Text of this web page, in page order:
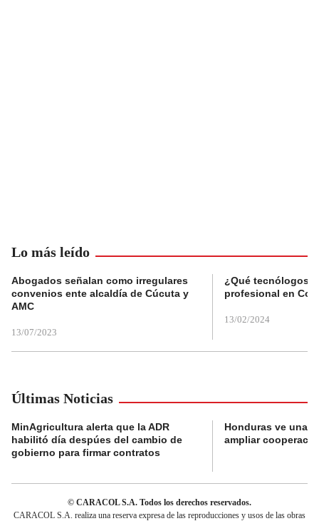
Lo más leído
Abogados señalan como irregulares
convenios ente alcaldía de Cúcuta y
AMC
13/07/2023
¿Qué tecnólogos
profesional en
13/02/2024
Últimas Noticias
MinAgricultura alerta que la ADR
habilitó día despúes del cambio de
gobierno para firmar contratos
Honduras ve una
ampliar
© CARACOL S.A. Todos los derechos reservados.
CARACOL S.A. realiza una reserva expresa de las reproducciones y usos de las obras